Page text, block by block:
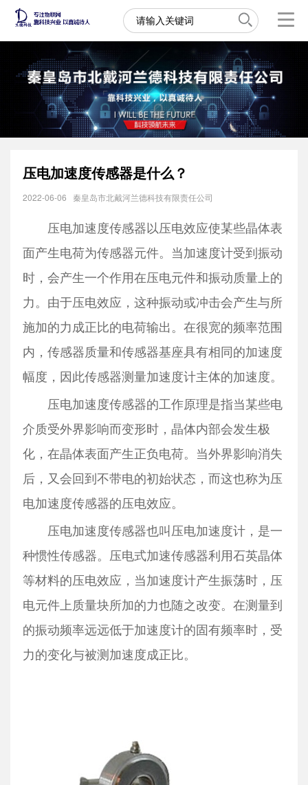
压电加速度传感器是什么？
2022-06-06 秦皇岛市北戴河兰德科技有限责任公司
压电加速度传感器以压电效应使某些晶体表
面产生电荷为传感器元件。当加速度计受到振动
时，会产生一个作用在压电元件和振动质量上的
力。由于压电效应，这种振动或冲击会产生与所
施加的力成正比的电荷输出。在很宽的频率范围
内，传感器质量和传感器基座具有相同的加速度
幅度，因此传感器测量加速度计主体的加速度。
压电加速度传感器的工作原理是指当某些电
介质受外界影响而变形时，晶体内部会发生极
化，在晶体表面产生正负电荷。当外界影响消失
后，又会回到不带电的初始状态，而这也称为压
电加速度传感器的压电效应。
压电加速度传感器也叫压电加速度计，是一
种惯性传感器。压电式加速传感器利用石英晶体
等材料的压电效应，当加速度计产生振荡时，压
电元件上质量块所加的力也随之改变。在测量到
的振动频率远远低于加速度计的固有频率时，受
力的变化与被测加速度成正比。